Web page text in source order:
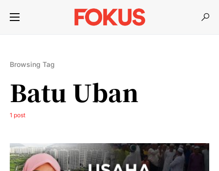
Browsing Tag
Batu Uban
1 post